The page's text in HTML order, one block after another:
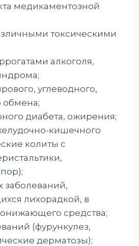
медикаментозной
токсическими
алкоголя,
углеводного,
обмена;
диабета, ожирения;
кишечного
колиты с
заболеваний,
лихорадкой, в
средства;
(фурункулез,
дерматозы);